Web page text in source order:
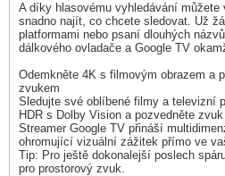
A díky hlasovému vyhledávání
snadno najít, co chcete sledovat. Už
platformami nebo psaní dlouhých
dálkového ovladače a Google TV
Odemkněte 4K s filmovým obrazem a
zvukem
Sledujte své oblíbené filmy a televizní
HDR s Dolby Vision a pozvedněte
Streamer Google TV přináší
ohromující vizuální zážitek přímo ve
Tip: Pro ještě dokonalejší poslech
pro prostorový zvuk.